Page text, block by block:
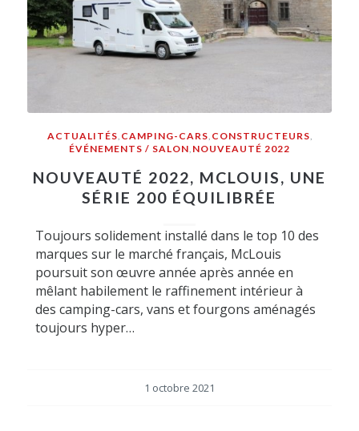
ACTUALITÉS CAMPING-CARS CONSTRUCTEURS
ÉVÉNEMENTS / SALON NOUVEAUTÉ 2022
NOUVEAUTÉ 2022, MCLOUIS, UNE
SÉRIE 200 ÉQUILIBRÉE
Toujours solidement installé dans le top 10 des
marques sur le marché français, McLouis
poursuit son œuvre année après année en
mêlant habilement le raffinement intérieur à
des camping-cars, vans et fourgons aménagés
toujours hyper…
1 octobre 2021